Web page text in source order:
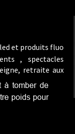
et produits fluo
, spectacles
retraite aux
à tomber de
poids pour